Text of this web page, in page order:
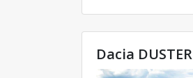
Dacia DUSTER